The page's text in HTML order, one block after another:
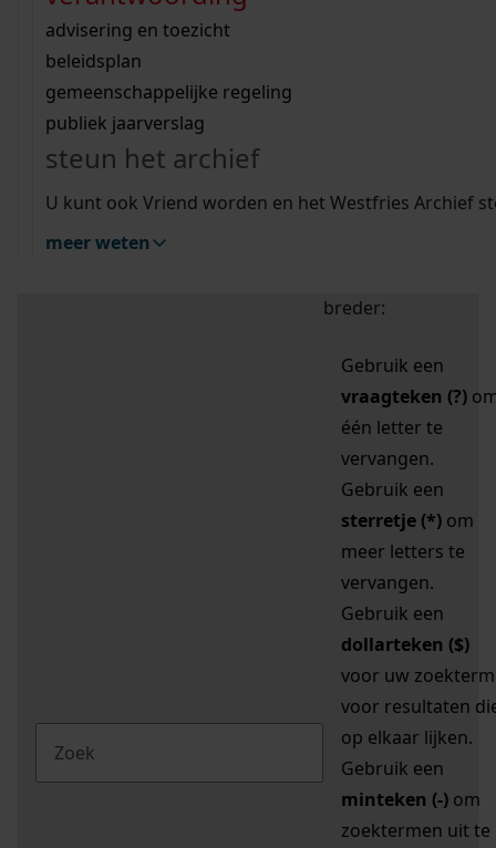
bouwvergunningen
omgevingsvergunningen
vergunningen
beeld en geluid
uitleg nodig?
Wij helpen u op weg met een aantal zoektips.
bekijk alle zoektips
Wij helpen u op weg met een aantal zoektips.
bekijk alle zoektips
bekijk ons geschiedenislokaal
advisering en toezicht
beleidsplan
gemeenschappelijke regeling
publiek jaarverslag
steun het archief
U kunt ook Vriend worden en het Westfries Archief
meer weten
zoektips
Mijn Studiezaal (inloggen)
uw zoekopdracht te
breder:
Gebruik een
vraagteken (?)
één letter te
vervangen.
Gebruik een
sterretje (*) om
meer letters te
vervangen.
Gebruik een
dollarteken ($)
voor uw zoekterm
voor resultaten
op elkaar lijken.
Gebruik een
minteken (-) om
zoektermen uit te